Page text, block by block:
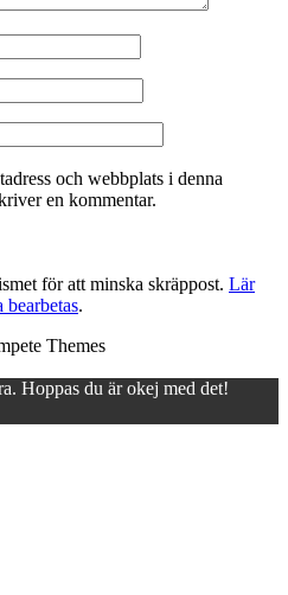
och webbplats i denna
en kommentar.
för att minska skräppost. Lär
.
Themes
Hoppas du är okej med det!